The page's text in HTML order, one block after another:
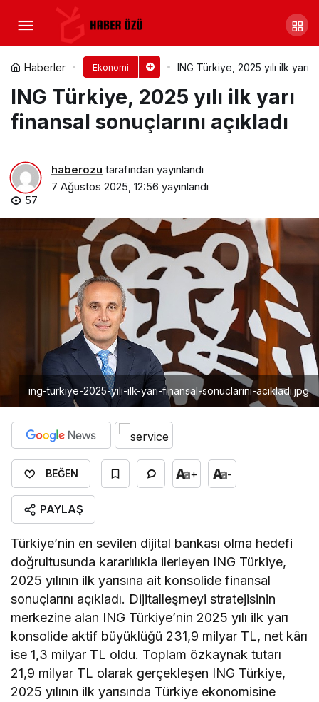
Haberler Ekonomi ING Türkiye, 2025 yılı ilk yarı
ING Türkiye, 2025 yılı ilk yarı
finansal sonuçlarını açıkladı
haberozu tarafından yayınlandı
7 Ağustos 2025, 12:56 yayınlandı
57
ing-turkiye-2025-yili-ilk-yari-finansal-sonuclarini-acikladi.jpg
BEĞEN + -
PAYLAŞ
Türkiye’nin en sevilen dijital bankası olma hedefi
doğrultusunda kararlılıkla ilerleyen ING Türkiye,
2025 yılının ilk yarısına ait konsolide finansal
sonuçlarını açıkladı. Dijitalleşmeyi stratejisinin
merkezine alan ING Türkiye’nin 2025 yılı ilk yarı
konsolide aktif büyüklüğü 231,9 milyar TL, net kârı
ise 1,3 milyar TL oldu. Toplam özkaynak tutarı
21,9 milyar TL olarak gerçekleşen ING Türkiye,
2025 yılının ilk yarısında Türkiye ekonomisine
Manisa Tarihinin En Büyük
Altyapı Yatırımı Projesi İmzalandı
Yorum Yap